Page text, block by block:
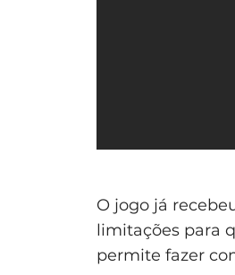
O jogo já
limitações para
permite fazer